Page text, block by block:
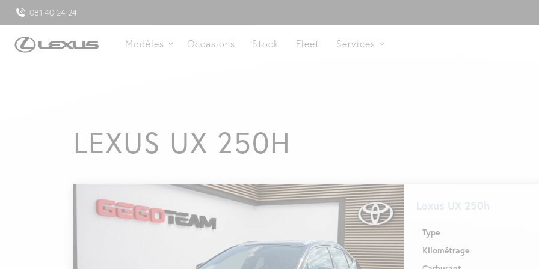
081 40 24 24
Modèles Occasions Stock Fleet Services
LEXUS UX 250H
Lexus UX 250h
Type
Kilométrage